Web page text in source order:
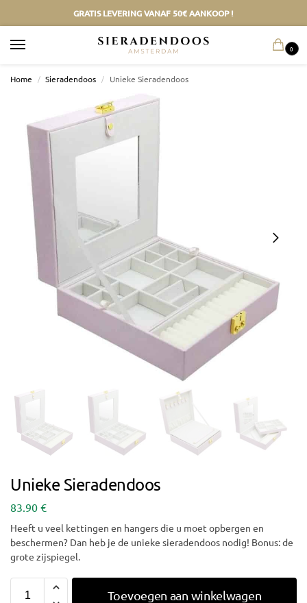
GRATIS LEVERING VANAF 50€ AANKOOP !
0
Home / Sieradendoos / Unieke Sieradendoos
Unieke Sieradendoos
83.90 €
Heeft u veel kettingen en hangers die u moet opbergen en
beschermen? Dan heb je de unieke sieradendoos nodig! Bonus: de
grote zijspiegel.
Toevoegen aan winkelwagen